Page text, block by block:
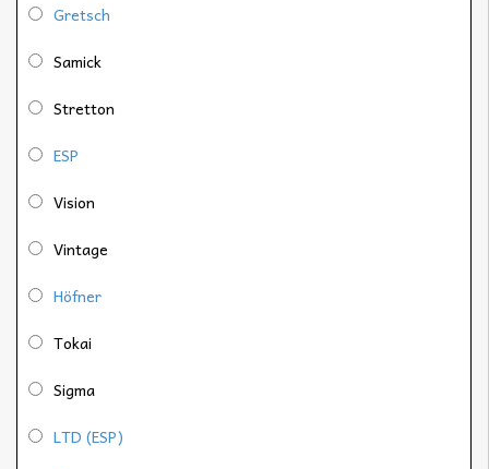
Gretsch
Samick
Stretton
ESP
Vision
Vintage
Höfner
Tokai
Sigma
LTD (ESP)